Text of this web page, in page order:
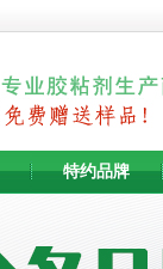
特约品牌